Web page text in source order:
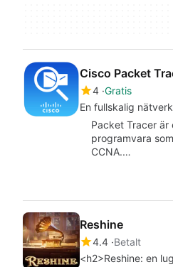
Cisco Packet
4 Gratis
En fullskalig
Packet Tracer
programvara
CCNA.…
Reshine
4.4 Betalt
<h2>Reshine: en